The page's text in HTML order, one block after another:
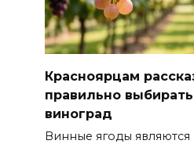
Красноярцам
правильно
виноград
Винные ягоды